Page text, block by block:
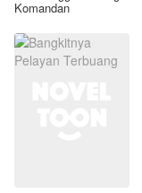
Komandan